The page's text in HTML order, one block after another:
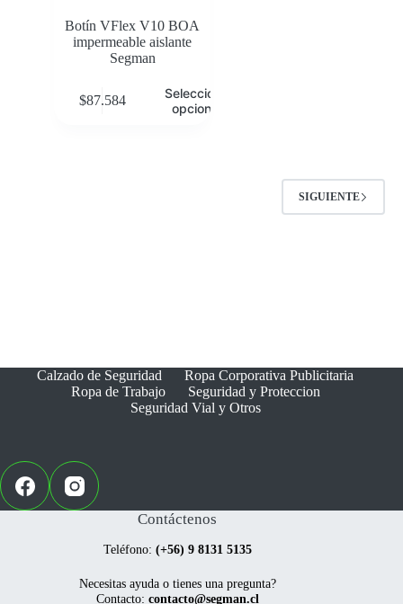
Botín VFlex V10 BOA
impermeable aislante
Segman
$87.584
Seleccionar
opciones
SIGUIENTE
Calzado de Seguridad
Ropa Corporativa Publicitaria
Ropa de Trabajo
Seguridad y Proteccion
Seguridad Vial y Otros
Contáctenos
Teléfono: (+56) 9 8131 5135
Necesitas ayuda o tienes una pregunta?
Contacto: contacto@segman.cl